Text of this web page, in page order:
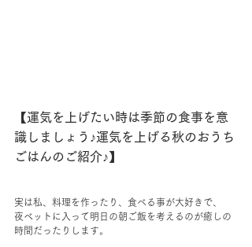
【運気を上げたい時は季節の食事を意
識しましょう♪運気を上げる秋のおうち
ごはんのご紹介♪】
実は私、料理を作ったり、食べる事が大好きで、
夜ベットに入って明日の朝ご飯を考えるのが癒しの
時間だったりします。